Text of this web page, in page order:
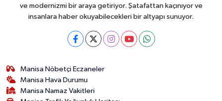
ve modernizmi bir araya getiriyor. Şatafattan kaçınıyor ve
insanlara haber okuyabilecekleri bir altyapı sunuyor.
Manisa Nöbetçi Eczaneler
Manisa Hava Durumu
Manisa Namaz Vakitleri